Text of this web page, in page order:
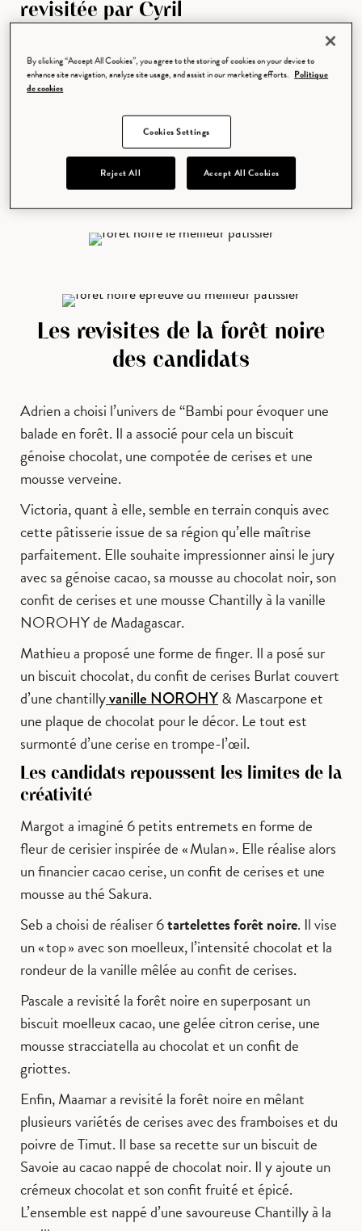
revisitée par Cyril
croustillant praliné… Son biscuit au chocolat est réalisé
sans farine pour plus de moelleux. Enfin, un crémeux
chocolat et un confit de cerises complètent
l’entremets. L’ensemble est couvert d’une mousse au
chocolat et d’une crèmeChantilly à la vanille
NOROHY. Le tout est parsemé de copeaux de
Les revisites de la forêt noire
des candidats
Adrien a choisi l’univers de “Bambi pour évoquer une
balade en forêt. Il a associé pour cela un biscuit
génoise chocolat, une compotée de cerises et une
mousse verveine.
Victoria, quant à elle, semble en terrain conquis avec
cette pâtisserie issue de sa région qu’elle maîtrise
parfaitement. Elle souhaite impressionner ainsi le jury
avec sa génoise cacao, sa mousse au chocolat noir, son
confit de cerises et une mousse Chantilly à la vanille
NOROHY de Madagascar.
Mathieu a proposé une forme de finger. Il a posé sur
un biscuit chocolat, du confit de cerises Burlat couvert
d’une chantillyvanille NOROHY& Mascarpone et
une plaque de chocolat pour le décor. Le tout est
surmonté d’une cerise en trompe-l’œil.
Les candidats repoussent les limites de la
créativité
Margot a imaginé 6 petits entremets en forme de
fleur de cerisier inspirée de « Mulan ». Elle réalise alors
un financier cacao cerise, un confit de cerises et une
mousse au thé Sakura.
Seb a choisi de réaliser 6tartelettes forêt noire. Il vise
un « top » avec son moelleux, l’intensité chocolat et la
rondeur de la vanille mêlée au confit de cerises.
Pascale a revisité la forêt noire en superposant un
biscuit moelleux cacao, une gelée citron cerise, une
mousse stracciatella au chocolat et un confit de
griottes.
Enfin, Maamar a revisité la forêt noire en mêlant
plusieurs variétés de cerises avec des framboises et du
poivre de Timut. Il base sa recette sur un biscuit de
Savoie au cacao nappé de chocolat noir. Il y ajoute un
crémeux chocolat et son confit fruité et épicé.
L’ensemble est nappé d’une savoureuse Chantilly à la
By clicking “Accept All Cookies”, you agree to the storing of cookies on your device to
enhance site navigation, analyze site usage, and assist in our marketing efforts. Politique
de cookies
Cookies Settings
Reject All Accept All Cookies